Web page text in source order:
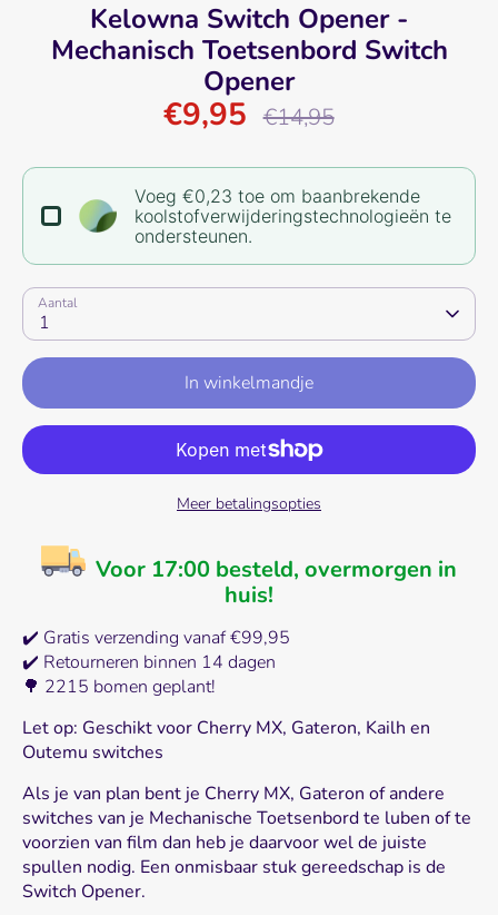
Kelowna Switch Opener -
Mechanisch Toetsenbord Switch
Opener
€9,95
Normale
prijs
€14,95
Voeg €0,23 toe om baanbrekende
koolstofverwijderingstechnologieën te
ondersteunen.
Aantal
1
In winkelmandje
Meer betalingsopties
Voor 17:00 besteld, overmorgen in
huis!
✔️ Gratis verzending vanaf €99,95
✔️ Retourneren binnen 14 dagen
🌳 2215 bomen geplant!
Let op: Geschikt voor Cherry MX, Gateron, Kailh en
Outemu switches
Als je van plan bent je Cherry MX, Gateron of andere
switches van je Mechanische Toetsenbord te luben of te
voorzien van film dan heb je daarvoor wel de juiste
spullen nodig. Een onmisbaar stuk gereedschap is de
Switch Opener.